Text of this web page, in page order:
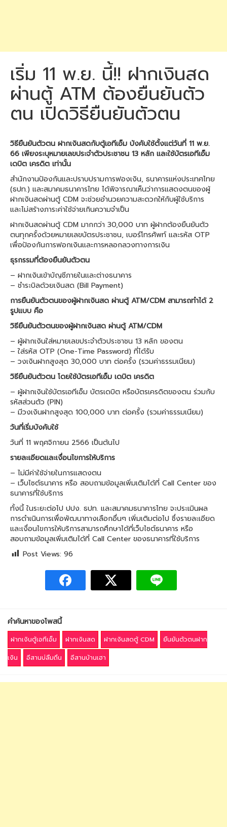
เริ่ม 11 พ.ย. นี้!! ฝากเงินสด
ผ่านตู้ ATM ต้องยืนยันตัว
ตน เปิดวิธียืนยันตัวตน
วิธียืนยันตัวตน ฝากเงินสดกับตู้เอทีเอ็ม บังคับใช้ตั้งแต่วันที่ 11 พ.ย.
66 เพียงระบุหมายเลขประจำตัวประชาชน 13 หลัก และใช้บัตรเอทีเอ็ม
เดบิต เครดิต เท่านั้น
สำนักงานป้องกันและปราบปรามการฟองเงิน, ธนาคารแห่งประเทศไทย
(ธปท.) และสมาคมธนาคารไทย ได้พิจารณาเห็นว่าการแสดงตนของผู้
ฝากเงินสดผ่านตู้ CDM จะช่วยอำนวยความสะดวกให้กับผู้ใช้บริการ
และไม่สร้างภาระค่าใช้จ่ายเกินความจำเป็น
ฝากเงินสดผ่านตู้ CDM มากกว่า 30,000 บาท ผู้ฝากต้องยืนยันตัว
ตนทุกครั้งด้วยหมายเลขบัตรประชาชน, เบอร์โทรศัพท์ และรหัส OTP
เพื่อป้องกันการฟอกเงินและการหลอกลวงทางการเงิน
ธุรกรรมที่ต้องยืนยันตัวตน
– ฝากเงินเข้าบัญชีภายในเเละต่างธนาคาร
– ชำระบิลด้วยเงินสด (Bill Payment)
การยืนยันตัวตนของผู้ฝากเงินสด ผ่านตู้ ATM/CDM สามารถทำได้ 2
รูปแบบ คือ
วิธียืนยันตัวตนของผู้ฝากเงินสด ผ่านตู้ ATM/CDM
– ผู้ฝากเงินใส่หมายเลขประจำตัวประชาชน 13 หลัก ของตน
– ใส่รหัส OTP (One-Time Password) ที่ได้รับ
– วงเงินฝากสูงสุด 30,000 บาท ต่อครั้ง (รวมค่าธรรมเนียม)
วิธียืนยันตัวตน โดยใช้บัตรเอทีเอ็ม เดบิต เครดิต
– ผู้ฝากเงินใช้บัตรเอทีเอ็ม บัตรเดบิต หรือบัตรเครดิตของตน ร่วมกับ
รหัสส่วนตัว (PIN)
– มีวงเงินฝากสูงสุด 100,000 บาท ต่อครั้ง (รวมค่าธรรมเนียม)
วันที่เริ่มบังคับใช้
วันที่ 11 พฤศจิกายน 2566 เป็นต้นไป
รายละเอียดและเงื่อนไขการให้บริการ
– ไม่มีค่าใช้จ่ายในการแสดงตน
– เว็บไซต์ธนาคาร หรือ สอบถามข้อมูลเพิ่มเติมได้ที่ Call Center ของ
ธนาคารที่ใช้บริการ
ทั้งนี้ ในระยะต่อไป ปปง. ธปท. และสมาคมธนาคารไทย จะประเมินผล
การดำเนินการเพื่อพัฒนาทางเลือกอื่นๆ เพิ่มเติมต่อไป ซึ่งรายละเอียด
และเงื่อนไขการให้บริการสามารถศึกษาได้ที่เว็บไซต์ธนาคาร หรือ
สอบถามข้อมูลเพิ่มเติมได้ที่ Call Center ของธนาคารที่ใช้บริการ
Post Views: 96
คำค้นหาของโพสนี้
ฝากเงินตู้เอทีเอ็ม ฝากเงินสด ฝากเงินสดตู้ CDM
ยืนยันตัวตนฝาก
เงิน
อีสานบ่ลืมถิ่น อีสานบ้านเฮา